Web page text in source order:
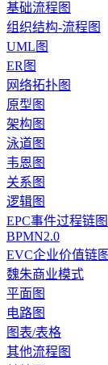
基础流程图
组织结构-流程图
UML图
ER图
网络拓扑图
原型图
架构图
泳道图
韦恩图
关系图
逻辑图
EPC事件过程链图
BPMN2.0
EVC企业价值链图
魏朱商业模式
平面图
电路图
图表/表格
其他流程图